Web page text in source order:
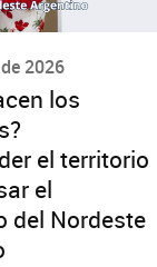
2026
los
el territorio
el
del Nordeste